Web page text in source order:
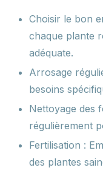
Choisir le bon
chaque plante
adéquate.
Arrosage
besoins
Nettoyage des
régulièrement
Fertilisation :
des plantes